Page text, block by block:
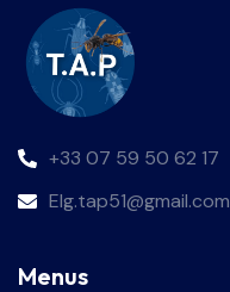
+33 07 59 50 62 17
Elg.tap51@gmail.com
Menus